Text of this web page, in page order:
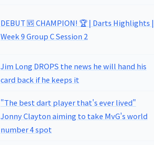
DEBUT 🆚 CHAMPION! 🏆 | Darts Highlights |
Week 9 Group C Session 2
Jim Long DROPS the news he will hand his
card back if he keeps it
"The best dart player that's ever lived"
Jonny Clayton aiming to take MvG's world
number 4 spot